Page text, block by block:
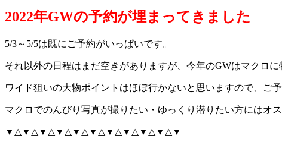
2022年GWの予約が埋まってきました
5/3～5/5は既にご予約がいっぱいです。
それ以外の日程はまだ空きがありますが、今年のGWはマクロに
ワイド狙いの大物ポイントはほぼ行かないと思いますので、ご
マクロでのんびり写真が撮りたい・ゆっくり潜りたい方にはオ
▼△▼△▼△▼△▼△▼△▼△▼△▼△▼△▼